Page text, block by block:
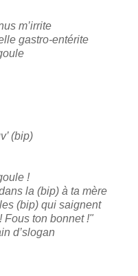
m’irrite
gastro-entérite
(bip)
!
la (bip) à ta mère
(bip) qui saignent
Fous ton bonnet !"
d’slogan